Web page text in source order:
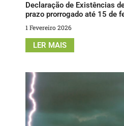
Declaração de Existências
prazo prorrogado até 15 de
1 Fevereiro 2026
LER MAIS